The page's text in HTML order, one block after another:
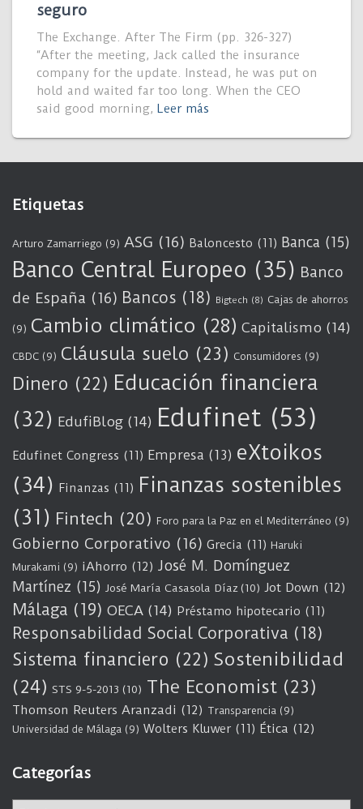
seguro
The Exchange. After The Firm (pp. 326-327)
“After the meeting, Jack called the insurance
company for the update. Instead, he was put on
hold and waited far too long. When the CEO
said good morning, Leer más
Etiquetas
Arturo Zamarriego (9) ASG (16) Baloncesto (11) Banca (15)
Banco Central Europeo (35) Banco
de España (16) Bancos (18) Bigtech (8) Cajas de ahorros
(9) Cambio climático (28) Capitalismo (14)
CBDC (9) Cláusula suelo (23) Consumidores (9)
Dinero (22) Educación financiera
(32) EdufiBlog (14) Edufinet (53)
Edufinet Congress (11) Empresa (13) eXtoikos
(34) Finanzas (11) Finanzas sostenibles
(31) Fintech (20) Foro para la Paz en el Mediterráneo (9)
Gobierno Corporativo (16) Grecia (11) Haruki
Murakami (9) iAhorro (12) José M. Domínguez
Martínez (15) José María Casasola Díaz (10) Jot Down (12)
Málaga (19) OECA (14) Préstamo hipotecario (11)
Responsabilidad Social Corporativa (18)
Sistema financiero (22) Sostenibilidad
(24) STS 9-5-2013 (10) The Economist (23)
Thomson Reuters Aranzadi (12) Transparencia (9)
Universidad de Málaga (9) Wolters Kluwer (11) Ética (12)
Categorías